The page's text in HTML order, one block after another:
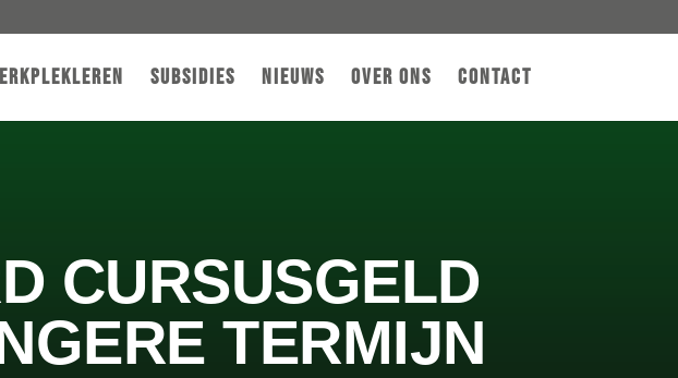
Subsidies Nieuws Over ons Contact
CURSUSGELD
TERMIJN